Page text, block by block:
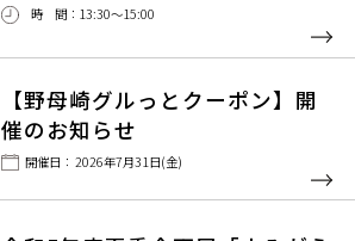
時 間：13:30〜15:00
【野母崎グルっとクーポン】開
催のお知らせ
開催日： 2026年7月31日(金)